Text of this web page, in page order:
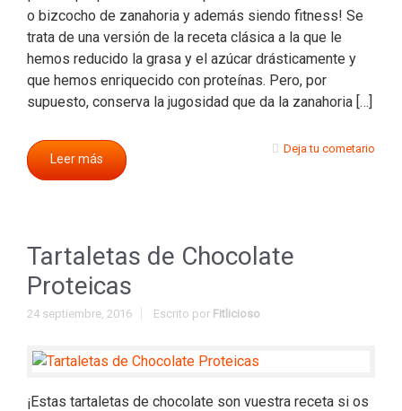
o bizcocho de zanahoria y además siendo fitness! Se
trata de una versión de la receta clásica a la que le
hemos reducido la grasa y el azúcar drásticamente y
que hemos enriquecido con proteínas. Pero, por
supuesto, conserva la jugosidad que da la zanahoria […]
Leer más
Deja tu cometario
Tartaletas de Chocolate
Proteicas
24 septiembre, 2016 Escrito por Fitlicioso
¡Estas tartaletas de chocolate son vuestra receta si os